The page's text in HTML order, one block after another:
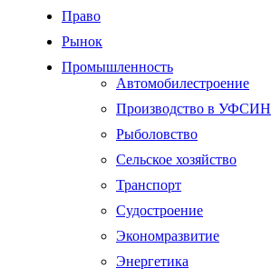
Право
Рынок
Промышленность
Автомобилестроение
Производство в УФСИН
Рыболовство
Сельское хозяйство
Транспорт
Судостроение
Экономразвитие
Энергетика